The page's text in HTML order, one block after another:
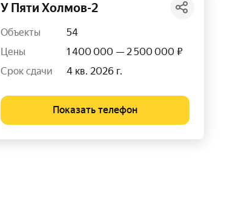
У Пяти Холмов-2
Объекты
54
Цены
1 400 000 — 2 500 000 ₽
Срок сдачи
4 кв. 2026 г.
Показать телефон